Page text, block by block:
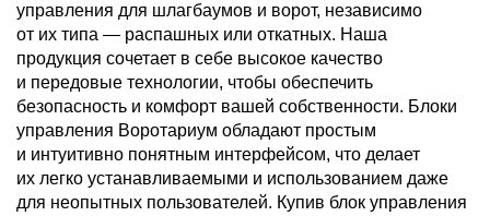
управления для шлагбаумов и ворот, независимо
от их типа — распашных или откатных. Наша
продукция сочетает в себе высокое качество
и передовые технологии, чтобы обеспечить
безопасность и комфорт вашей собственности. Блоки
управления Воротариум обладают простым
и интуитивно понятным интерфейсом, что делает
их легко устанавливаемыми и использованием даже
для неопытных пользователей. Купив блок управления